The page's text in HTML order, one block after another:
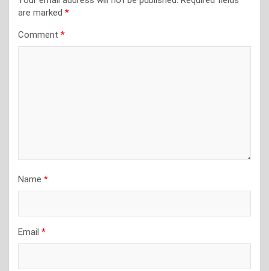
are marked *
Comment *
Name *
Email *